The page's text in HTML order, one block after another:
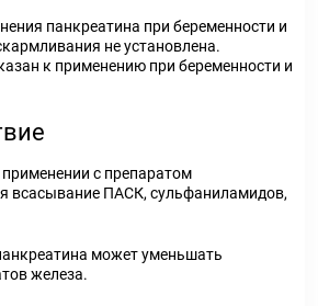
панкреатина при беременности и
не установлена.
к применению при беременности и
с препаратом
всасывание ПАСК, сульфаниламидов,
может уменьшать
железа.